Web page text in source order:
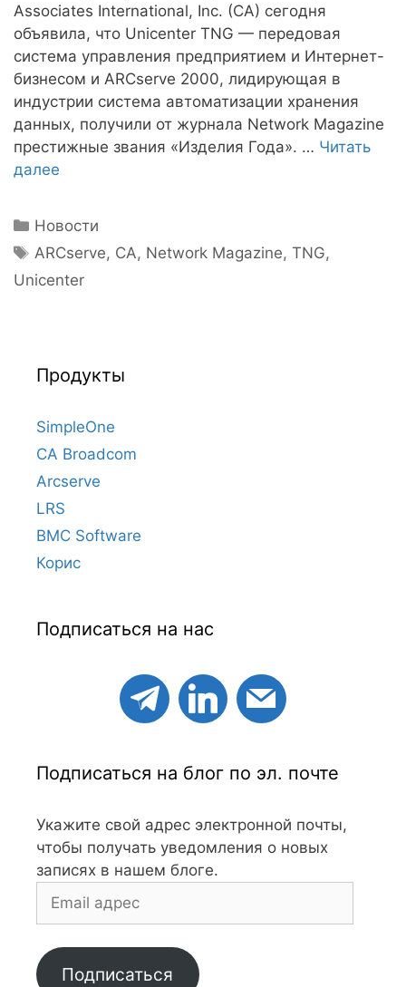
Associates International, Inc. (CA) сегодня
объявила, что Unicenter TNG — передовая
система управления предприятием и Интернет-
бизнесом и ARCserve 2000, лидирующая в
индустрии система автоматизации хранения
данных, получили от журнала Network Magazine
престижные звания «Изделия Года». … Читать
далее
Рубрики
Новости
Метки
ARCserve, CA, Network Magazine,TNG,
Unicenter
Продукты
SimpleOne
CA Broadcom
Arcserve
LRS
BMC Software
Корис
Подписаться на нас
Подписаться на блог по эл. почте
Укажите свой адрес электронной почты,
чтобы получать уведомления о новых
записях в нашем блоге.
адрес
Подписаться